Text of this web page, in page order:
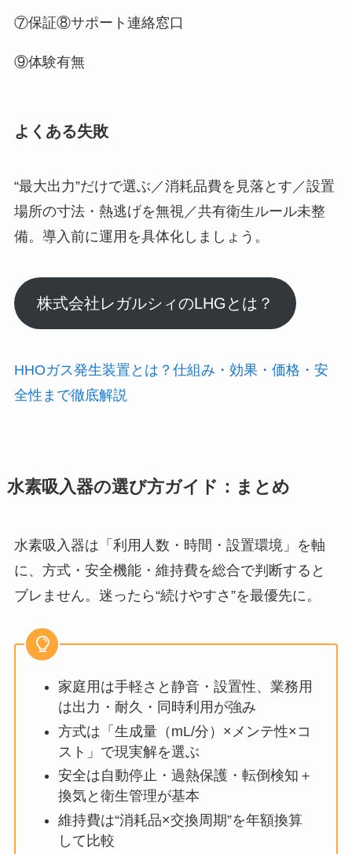
⑦保証⑧サポート連絡窓口
⑨体験有無
よくある失敗
“最大出力”だけで選ぶ／消耗品費を見落とす／設置
場所の寸法・熱逃げを無視／共有衛生ルール未整
備。導入前に運用を具体化しましょう。
株式会社レガルシィのLHGとは？
HHOガス発生装置とは？仕組み・効果・価格・安
全性まで徹底解説
水素吸入器の選び方ガイド：まとめ
水素吸入器は「利用人数・時間・設置環境」を軸
に、方式・安全機能・維持費を総合で判断すると
ブレません。迷ったら“続けやすさ”を最優先に。
家庭用は手軽さと静音・設置性、業務用
は出力・耐久・同時利用が強み
方式は「生成量（mL/分）×メンテ性×コ
スト」で現実解を選ぶ
安全は自動停止・過熱保護・転倒検知＋
換気と衛生管理が基本
維持費は“消耗品×交換周期”を年額換算
して比較